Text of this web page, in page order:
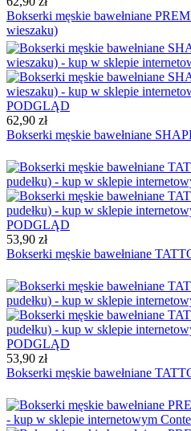
Bokserki męskie bawełniane
wieszaku)
PODGLĄD
62,90 zł
Bokserki męskie bawełniane
PODGLĄD
53,90 zł
Bokserki męskie bawełniane
PODGLĄD
53,90 zł
Bokserki męskie bawełniane